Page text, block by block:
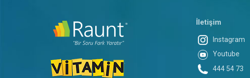
İletişim
Instagram
Youtube
444 54 73